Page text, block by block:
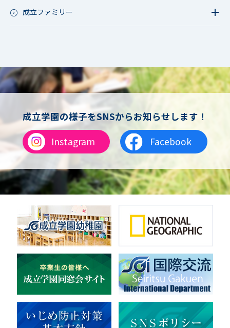
軟式野球
女子バスケットボール
男女バスケットボール（中学）
男子バドミントン
女子バドミントン
チアリーディング
総合格闘技
合気道
女子テニス
男子バレーボール
体操
ダンス
英会話
音楽（コーラス）
地域ボランティア
美術
マルチメディア
ライフワーク
新日本芸能
宇宙探究
赤門倶楽部
成立ファミリー
成立学園の様子をSNSからお知らせします！
Instagram
Facebook